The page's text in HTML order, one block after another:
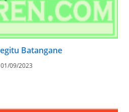
Batangane
01/09/2023